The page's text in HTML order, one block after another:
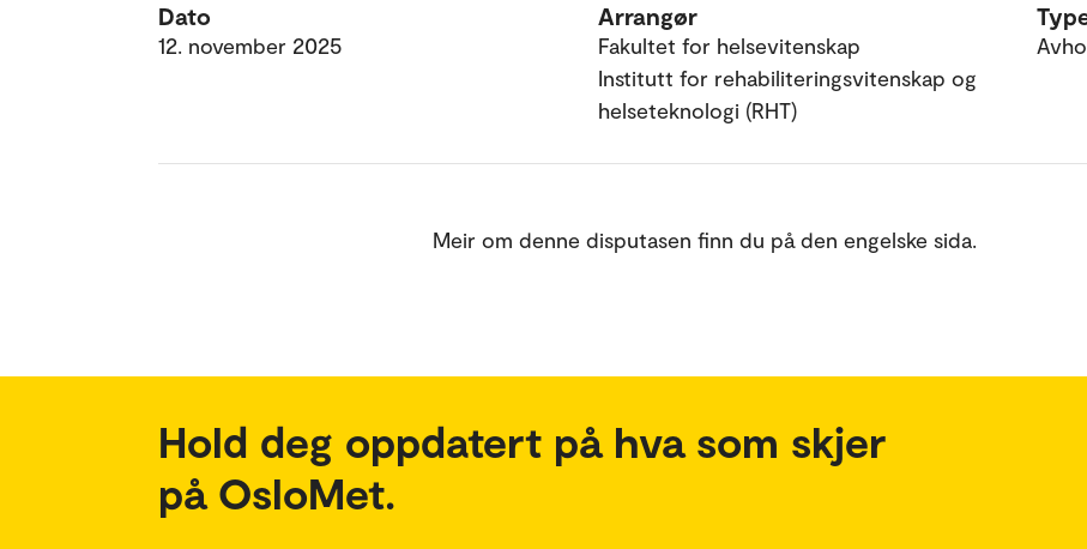
Dato
12. november 2025
Arrangør
Fakultet for helsevitenskap
Institutt for rehabiliteringsvitenskap og
helseteknologi (RHT)
Meir om denne disputasen finn du på den engelske sida.
Hold deg oppdatert på hva som skjer
på OsloMet.